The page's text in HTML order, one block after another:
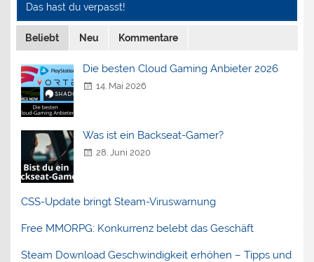
Das hast du verpasst!
Beliebt Neu Kommentare
Die besten Cloud Gaming Anbieter 2026
14. Mai 2026
Was ist ein Backseat-Gamer?
28. Juni 2020
CSS-Update bringt Steam-Viruswarnung
Free MMORPG: Konkurrenz belebt das Geschäft
Steam Download Geschwindigkeit erhöhen – Tipps und